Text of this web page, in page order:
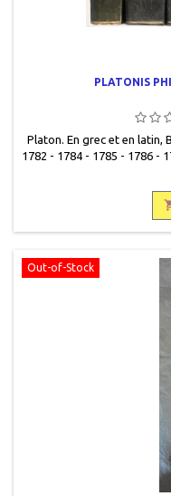
PLATONIS
Platon. En grec et en latin,
1782 - 1784 - 1785 - 1786 -
pages - VIII + 380 pages
pages, relié, occasion.
titre en chagrin rouge
Out-of-Stock